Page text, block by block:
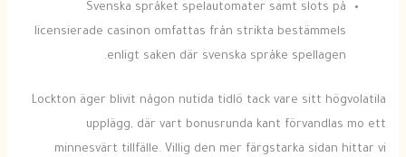
Svenska språket spelautomater samt slots på
licensierade casinon omfattas från strikta bestämmels
enligt saken där svenska språke spellagen.
Lockton äger blivit någon nutida tidlö tack vare sitt högvolatila
upplägg, där vart bonusrunda kant förvandlas mo ett
minnesvärt tillfälle. Villig den mer färgstarka sidan hittar vi